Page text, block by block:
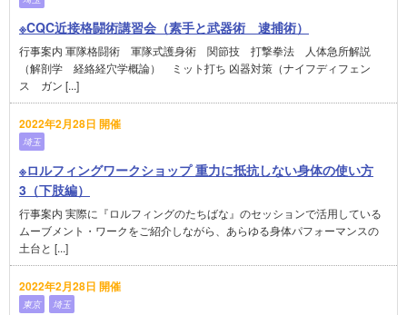
※CQC近接格闘術講習会（素手と武器術 逮捕術）
行事案内 軍隊格闘術 軍隊式護身術 関節技 打撃拳法 人体急所解説
（解剖学 経絡経穴学概論） ミット打ち 凶器対策（ナイフディフェン
ス ガン [...]
2022年2月28日 開催
埼玉
※ロルフィングワークショップ 重力に抵抗しない身体の使い方
3（下肢編）
行事案内 実際に『ロルフィングのたちばな』のセッションで活用している
ムーブメント・ワークをご紹介しながら、あらゆる身体パフォーマンスの
土台と [...]
2022年2月28日 開催
東京 埼玉